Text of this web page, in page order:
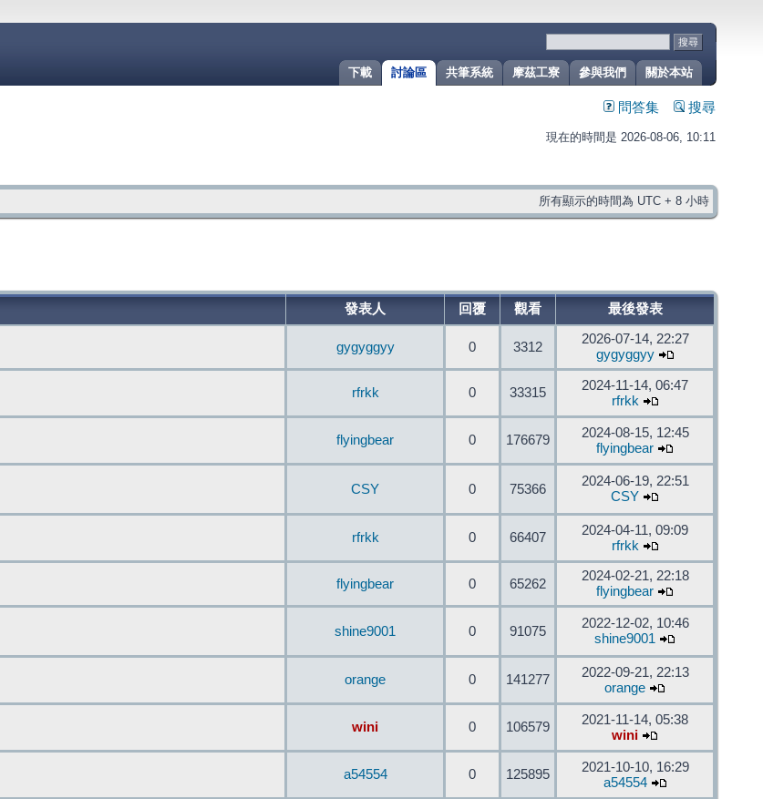
關於本站
參與我們
摩茲工寮
共筆系統
討論區
下載
問答集 搜尋
現在的時間是 2026-08-06, 10:11
所有顯示的時間為 UTC + 8 小時
發表人 回覆 觀看 最後發表
gygyggyy 0 3312
2026-07-14, 22:27
gygyggyy
rfrkk 0 33315
2024-11-14, 06:47
rfrkk
flyingbear 0 176679
2024-08-15, 12:45
flyingbear
CSY 0 75366
2024-06-19, 22:51
CSY
rfrkk 0 66407
2024-04-11, 09:09
rfrkk
flyingbear 0 65262
2024-02-21, 22:18
flyingbear
shine9001 0 91075
2022-12-02, 10:46
shine9001
orange 0 141277
2022-09-21, 22:13
orange
wini 0 106579
2021-11-14, 05:38
wini
a54554 0 125895
2021-10-10, 16:29
a54554